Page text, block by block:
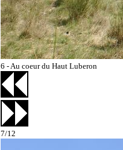
6 - Au coeur du Haut Luberon
7/12